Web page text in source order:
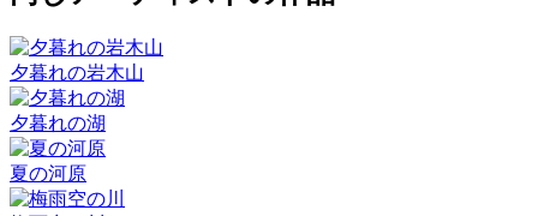
夕暮れの岩木山
夕暮れの湖
夏の河原